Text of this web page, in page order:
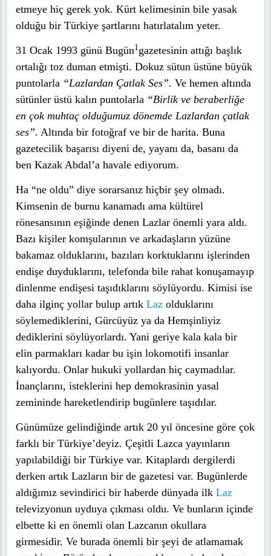
etmeye hiç gerek yok. Kürt kelimesinin bile yasak
olduğu bir Türkiye şartlarını hatırlatalım yeter.
31 Ocak 1993 günü Bugün1 gazetesinin attığı başlık
ortalığı toz duman etmişti. Dokuz sütun üstüne büyük
puntolarla “Lazlardan Çatlak Ses”. Ve hemen altında
sütünler üstü kalın puntolarla “Birlik ve beraberliğe
en çok muhtaç olduğumuz dönemde Lazlardan çatlak
ses”. Altında bir fotoğraf ve bir de harita. Buna
gazetecilik başarısı diyeni de, yayanı da, basanı da
ben Kazak Abdal’a havale ediyorum.
Ha “ne oldu” diye sorarsanız hiçbir şey olmadı.
Kimsenin de burnu kanamadı ama kültürel
rönesansının eşiğinde denen Lazlar önemli yara aldı.
Bazı kişiler komşularının ve arkadaşların yüzüne
bakamaz olduklarını, bazıları korktuklarını işlerinden
endişe duyduklarını, telefonda bile rahat konuşamayıp
dinlenme endişesi taşıdıklarını söylüyordu. Kimisi ise
daha ilginç yollar bulup artık Laz olduklarını
söylemediklerini, Gürcüyüz ya da Hemşinliyiz
dediklerini söylüyorlardı. Yani geriye kala kala bir
elin parmakları kadar bu işin lokomotifi insanlar
kalıyordu. Onlar hukuki yollardan hiç caymadılar.
İnançlarını, isteklerini hep demokrasinin yasal
zemininde hareketlendirip bugünlere taşıdılar.
Günümüze gelindiğinde artık 20 yıl öncesine göre çok
farklı bir Türkiye’deyiz. Çeşitli Lazca yayınların
yapılabildiği bir Türkiye var. Kitaplardı dergilerdi
derken artık Lazların bir de gazetesi var. Bugünlerde
aldığımız sevindirici bir haberde dünyada ilk Laz
televizyonun uyduya çıkması oldu. Ve bunların içinde
elbette ki en önemli olan Lazcanın okullara
girmesidir. Ve burada önemli bir şeyi de atlamamak